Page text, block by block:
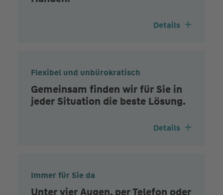
Details
Flexibel und unbürokratisch
Gemeinsam finden wir für Sie in
jeder Situation die beste Lösung.
Details
Immer für Sie da
Unter vier Augen, per Telefon oder